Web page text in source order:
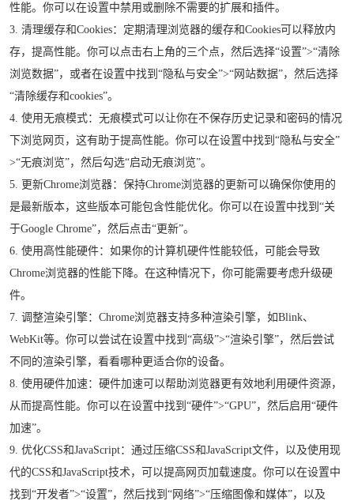
性能。你可以在设置中禁用或删除不需要的扩展和插件。
3. 清理缓存和Cookies：定期清理浏览器的缓存和Cookies可以释放内
存，提高性能。你可以点击右上角的三个点，然后选择“设置”>“清除
浏览数据”，或者在设置中找到“隐私与安全”>“网站数据”，然后选择
“清除缓存和cookies”。
4. 使用无痕模式：无痕模式可以让你在不保存历史记录和密码的情况
下浏览网页，这有助于提高性能。你可以在设置中找到“隐私与安全”
>“无痕浏览”，然后勾选“启动无痕浏览”。
5. 更新Chrome浏览器：保持Chrome浏览器的更新可以确保你使用的
是最新版本，这些版本可能包含性能优化。你可以在设置中找到“关
于Google Chrome”，然后点击“更新”。
6. 使用高性能硬件：如果你的计算机硬件性能较低，可能会导致
Chrome浏览器的性能下降。在这种情况下，你可能需要考虑升级硬
件。
7. 调整渲染引擎：Chrome浏览器支持多种渲染引擎，如Blink、
WebKit等。你可以尝试在设置中找到“高级”>“渲染引擎”，然后尝试
不同的渲染引擎，看看哪种更适合你的设备。
8. 使用硬件加速：硬件加速可以帮助浏览器更有效地利用硬件资源，
从而提高性能。你可以在设置中找到“硬件”>“GPU”，然后启用“硬件
加速”。
9. 优化CSS和JavaScript：通过压缩CSS和JavaScript文件，以及使用现
代的CSS和JavaScript技术，可以提高网页加载速度。你可以在设置中
找到“开发者”>“设置”，然后找到“网络”>“压缩图像和媒体”，以及